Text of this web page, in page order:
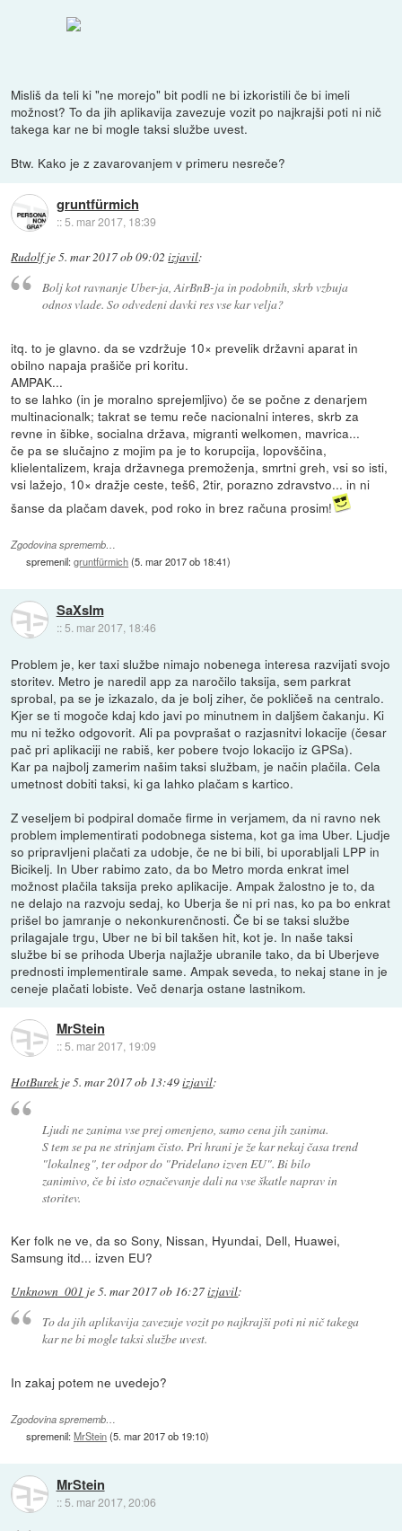
Misliš da teli ki "ne morejo" bit podli ne bi izkoristili če bi imeli
možnost? To da jih aplikavija zavezuje vozit po najkrajši poti ni nič
takega kar ne bi mogle taksi službe uvest.
Btw. Kako je z zavarovanjem v primeru nesreče?
gruntfürmich
::5. mar 2017, 18:39
Rudolfje5. mar 2017 ob 09:02 izjavil:
Bolj kot ravnanje Uber-ja, AirBnB-ja in podobnih, skrb vzbuja
odnos vlade. So odvedeni davki res vse kar velja?
itq. to je glavno. da se vzdržuje 10× prevelik državni aparat in
obilno napaja prašiče pri koritu.
AMPAK...
to se lahko (in je moralno sprejemljivo) če se počne z denarjem
multinacionalk; takrat se temu reče nacionalni interes, skrb za
revne in šibke, socialna država, migranti welkomen, mavrica...
če pa se slučajno z mojim pa je to korupcija, lopovščina,
klielentalizem, kraja državnega premoženja, smrtni greh, vsi so isti,
vsi lažejo, 10× dražje ceste, teš6, 2tir, porazno zdravstvo... in ni
šanse da plačam davek, pod roko in brez računa prosim!
Zgodovina sprememb…
spremenil:gruntfürmich(5. mar 2017 ob 18:41)
SaXsIm
:: 5. mar 2017, 18:46
Problem je, ker taxi službe nimajo nobenega interesa razvijati svojo
storitev. Metro je naredil app za naročilo taksija, sem parkrat
sprobal, pa se je izkazalo, da je bolj ziher, če pokličeš na centralo.
Kjer se ti mogoče kdaj kdo javi po minutnem in daljšem čakanju. Ki
mu ni težko odgovorit. Ali pa povprašat o razjasnitvi lokacije (česar
pač pri aplikaciji ne rabiš, ker pobere tvojo lokacijo iz GPSa).
Kar pa najbolj zamerim našim taksi službam, je način plačila. Cela
umetnost dobiti taksi, ki ga lahko plačam s kartico.
Z veseljem bi podpiral domače firme in verjamem, da ni ravno nek
problem implementirati podobnega sistema, kot ga ima Uber. Ljudje
so pripravljeni plačati za udobje, če ne bi bili, bi uporabljali LPP in
Bicikelj. In Uber rabimo zato, da bo Metro morda enkrat imel
možnost plačila taksija preko aplikacije. Ampak žalostno je to, da
ne delajo na razvoju sedaj, ko Uberja še ni pri nas, ko pa bo enkrat
prišel bo jamranje o nekonkurenčnosti. Če bi se taksi službe
prilagajale trgu, Uber ne bi bil takšen hit, kot je. In naše taksi
službe bi se prihoda Uberja najlažje ubranile tako, da bi Uberjeve
prednosti implementirale same. Ampak seveda, to nekaj stane in je
ceneje plačati lobiste. Več denarja ostane lastnikom.
MrStein
::5. mar 2017, 19:09
HotBurek je5. mar 2017 ob 13:49izjavil:
Ljudi ne zanima vse prej omenjeno, samo cena jih zanima.
S tem se pa ne strinjam čisto. Pri hrani je že kar nekaj časa trend
"lokalneg", ter odpor do "Pridelano izven EU". Bi bilo
zanimivo, če bi isto označevanje dali na vse škatle naprav in
storitev.
Ker folk ne ve, da so Sony, Nissan, Hyundai, Dell, Huawei,
Samsung itd... izven EU?
Unknown_001 je5. mar 2017 ob 16:27izjavil:
To da jih aplikavija zavezuje vozit po najkrajši poti ni nič takega
kar ne bi mogle taksi službe uvest.
In zakaj potem ne uvedejo?
Zgodovina sprememb…
spremenil:MrStein(5. mar 2017 ob 19:10)
MrStein
:: 5. mar 2017, 20:06